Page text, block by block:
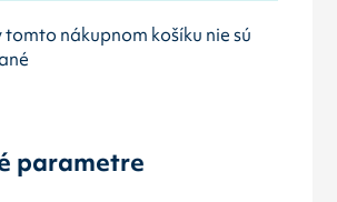
tomto nákupnom košíku nie sú
parametre